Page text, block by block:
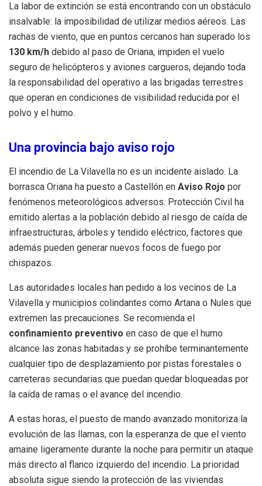
La labor de extinción se está encontrando con un obstáculo
insalvable: la imposibilidad de utilizar medios aéreos. Las
rachas de viento, que en puntos cercanos han superado los
130 km/h debido al paso de Oriana, impiden el vuelo
seguro de helicópteros y aviones cargueros, dejando toda
la responsabilidad del operativo a las brigadas terrestres
que operan en condiciones de visibilidad reducida por el
polvo y el humo.
Una provincia bajo aviso rojo
El incendio de La Vilavella no es un incidente aislado. La
borrasca Oriana ha puesto a Castellón en Aviso Rojo por
fenómenos meteorológicos adversos. Protección Civil ha
emitido alertas a la población debido al riesgo de caída de
infraestructuras, árboles y tendido eléctrico, factores que
además pueden generar nuevos focos de fuego por
chispazos.
Las autoridades locales han pedido a los vecinos de La
Vilavella y municipios colindantes como Artana o Nules que
extremen las precauciones. Se recomienda el
confinamiento preventivo en caso de que el humo
alcance las zonas habitadas y se prohíbe terminantemente
cualquier tipo de desplazamiento por pistas forestales o
carreteras secundarias que puedan quedar bloqueadas por
la caída de ramas o el avance del incendio.
A estas horas, el puesto de mando avanzado monitoriza la
evolución de las llamas, con la esperanza de que el viento
amaine ligeramente durante la noche para permitir un ataque
más directo al flanco izquierdo del incendio. La prioridad
absoluta sigue siendo la protección de las viviendas